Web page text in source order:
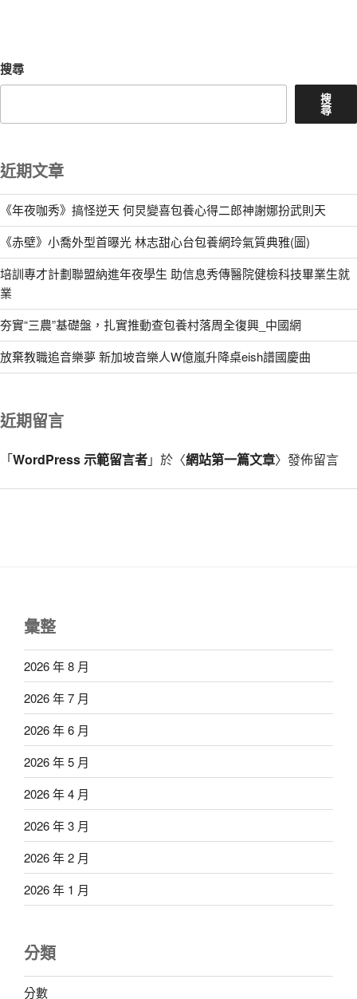
搜尋
搜
尋
近期文章
《年夜咖秀》搞怪逆天 何炅變喜包養心得二郎神謝娜扮武則天
《赤壁》小喬外型首曝光 林志甜心台包養網玲氣質典雅(圖)
培訓專才計劃聯盟納進年夜學生 助信息秀傳醫院健檢科技畢業生就
業
夯實“三農”基礎盤，扎實推動查包養村落周全復興_中國網
放棄教職追音樂夢 新加坡音樂人W億嵐升降桌eish譜國慶曲
近期留言
「WordPress 示範留言者」於〈網站第一篇文章〉發佈留言
彙整
2026 年 8 月
2026 年 7 月
2026 年 6 月
2026 年 5 月
2026 年 4 月
2026 年 3 月
2026 年 2 月
2026 年 1 月
分類
分數